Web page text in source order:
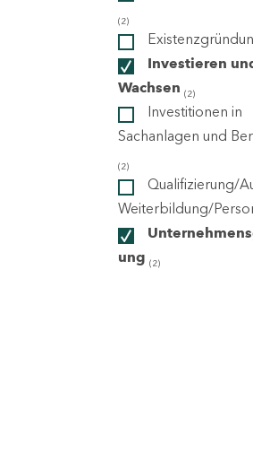
(2)
Investieren
Wachsen (2)
Investitionen in
Sachanlagen und
(2)
Qualifizierung/
Weiterbildung/
ung (2)